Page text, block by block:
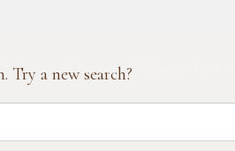
Om oss
a new search?